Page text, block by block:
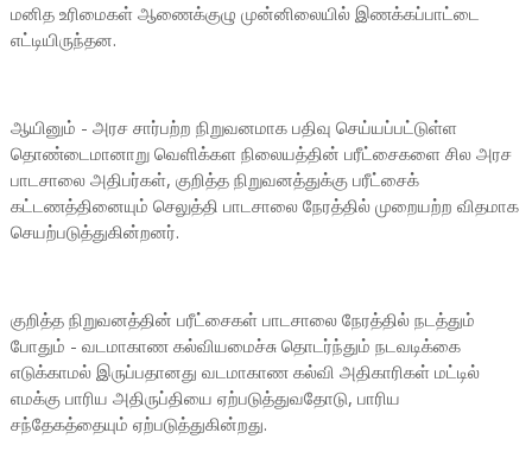
மனித உரிமைகள் ஆணைக்குழு முன்னிலையில் இணக்கப்பாட்டை
எட்டியிருந்தன.
ஆயினும் - அரச சார்பற்ற நிறுவனமாக பதிவு செய்யப்பட்டுள்ள
தொண்டைமானாறு வெளிக்கள நிலையத்தின் பரீட்சைகளை சில அரச
பாடசாலை அதிபர்கள், குறித்த நிறுவனத்துக்கு பரீட்சைக்
கட்டணத்தினையும் செலுத்தி பாடசாலை நேரத்தில் முறையற்ற விதமாக
செயற்படுத்துகின்றனர்.
குறித்த நிறுவனத்தின் பரீட்சைகள் பாடசாலை நேரத்தில் நடத்தும்
போதும் - வடமாகாண கல்வியமைச்சு தொடர்ந்தும் நடவடிக்கை
எடுக்காமல் இருப்பதானது வடமாகாண கல்வி அதிகாரிகள் மட்டில்
எமக்கு பாரிய அதிருப்தியை ஏற்படுத்துவதோடு, பாரிய
சந்தேகத்தையும் ஏற்படுத்துகின்றது.